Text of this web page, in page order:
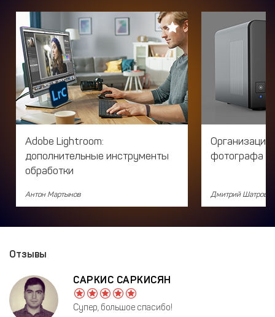
Adobe Lightroom:
дополнительные инструменты
обработки
Антон Мартынов
фотографа
Дмитрий Шатров
Отзывы
САРКИС САРКИСЯН
Супер, большое спасибо!